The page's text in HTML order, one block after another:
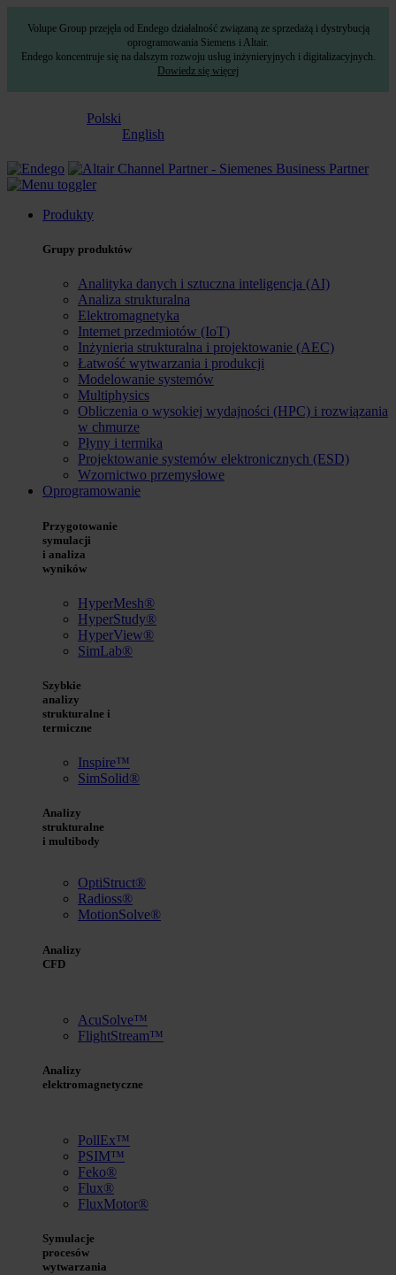
Volupe Group przejęła od Endego działalność związaną ze sprzedażą i dystrybucją
oprogramowania Siemens i Altair.
Endego koncentruje się na dalszym rozwoju usług inżynieryjnych i digitalizacyjnych.
Dowiedz się więcej
Polski
English
Produkty
Grupy produktów
Analityka danych i sztuczna inteligencja (AI)
Analiza strukturalna
Elektromagnetyka
Internet przedmiotów (IoT)
Inżynieria strukturalna i projektowanie (AEC)
Łatwość wytwarzania i produkcji
Modelowanie systemów
Multiphysics
Obliczenia o wysokiej wydajności (HPC) i rozwiązania
w chmurze
Płyny i termika
Projektowanie systemów elektronicznych (ESD)
Wzornictwo przemysłowe
Oprogramowanie
Przygotowanie
symulacji
i analiza
wyników
HyperMesh®
HyperStudy®
HyperView®
SimLab®
Szybkie
analizy
strukturalne i
termiczne
Inspire™
SimSolid®
Analizy
strukturalne
i multibody
OptiStruct®
Radioss®
MotionSolve®
Analizy
CFD
AcuSolve™
FlightStream™
Analizy
elektromagnetyczne
PollEx™
PSIM™
Feko®
Flux®
FluxMotor®
Symulacje
procesów
wytwarzania